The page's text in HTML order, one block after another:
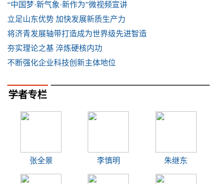
“中国梦·新气象·新作为”微视频宣讲
立足山东优势 加快发展新质生产力
将济青发展轴带打造成为世界级先进智造
夯实理论之基 淬炼硬核内功
不断强化企业科技创新主体地位
学者专栏
张全景 李慎明 朱继东